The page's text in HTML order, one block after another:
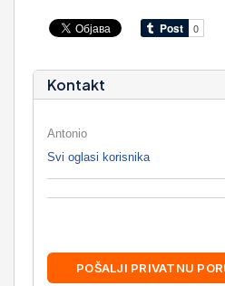
Kontakt
Antonio
Svi oglasi korisnika
POŠALJI PRIVATNU